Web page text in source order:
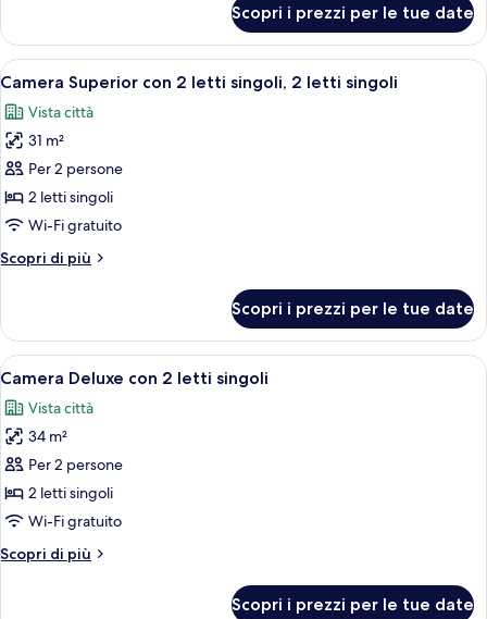
Superior,
letto
matrimoniale
Scopri i prezzi per le tue date
Apri
tutte
le
foto
per
Camera
Superior
2
2
letti
singoli
Una camera d'albergo con due letti,
4
Camera Superior con 2 letti singoli, 2 letti singoli
Vista città
31 m²
Per 2 persone
2 letti singoli
Wi-Fi gratuito
Scopri di più
Altri
Superior
con
2
singoli,
2
singoli
Scopri i prezzi per le tue date
Apri
tutte
le
foto
per
Camera
Deluxe
2
Una camera d'albergo con due letti,
4
Camera Deluxe con 2 letti singoli
Vista città
34 m²
Per 2 persone
2 letti singoli
Wi-Fi gratuito
Scopri di più
Altri
Scopri i prezzi per le tue date